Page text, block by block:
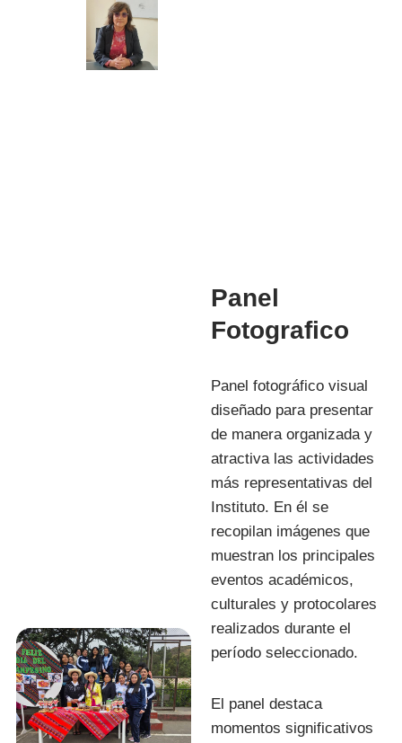
Panel
Fotografico
Panel fotográfico visual
diseñado para presentar
de manera organizada y
atractiva las actividades
más representativas del
Instituto. En él se
recopilan imágenes que
muestran los principales
eventos académicos,
culturales y protocolares
realizados durante el
período seleccionado.
El panel destaca
momentos significativos